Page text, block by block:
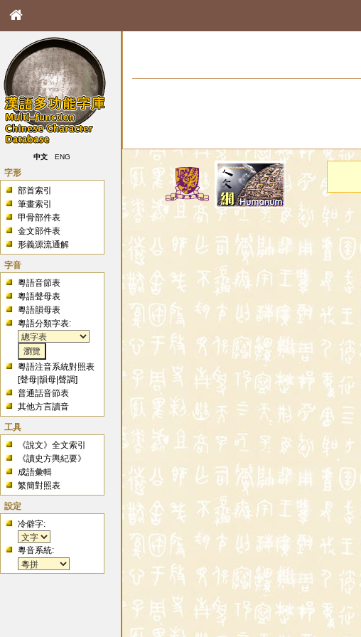
中文 ENG
字形
部首索引
筆畫索引
甲骨部件表
金文部件表
形義源流通解
字音
粵語音節表
粵語聲母表
粵語韻母表
粵語分類字表:
粵語注音系統對照表
[聲母 |韻母 |聲調]
普通話音節表
其他方言讀音
工具
《說文》全文索引
《讀史方輿紀要》
成語彙輯
繁簡對照表
設定
冷僻字:
粵音系統: